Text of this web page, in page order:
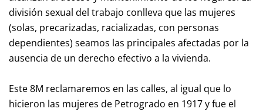
división sexual del trabajo conlleva que las mujeres
(solas, precarizadas, racializadas, con personas
dependientes) seamos las principales afectadas por la
ausencia de un derecho efectivo a la vivienda.
Este 8M reclamaremos en las calles, al igual que lo
hicieron las mujeres de Petrogrado en 1917 y fue el